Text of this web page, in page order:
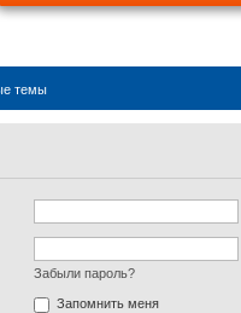
темы
Забыли пароль?
Запомнить меня